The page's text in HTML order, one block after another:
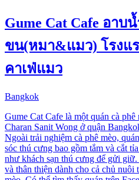
Gume Cat Cafe อาบ
ขน(หมา&แมว) โรงแ
คาเฟ่แมว
Bangkok
Gume Cat Cafe là một quán cà
Charan Sanit Wong ở quận
Ngoài trải nghiệm cà phê mèo,
sóc thú cưng bao gồm tắm và cắt
như khách sạn thú cưng để gửi
và thân thiện dành cho cả chủ